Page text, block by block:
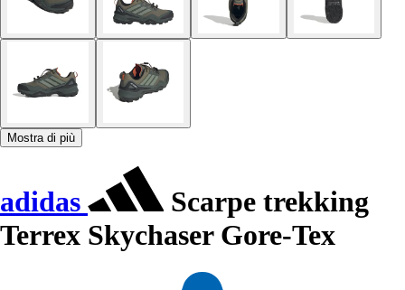
Mostra di più
adidas
Scarpe trekking
Terrex Skychaser Gore-Tex